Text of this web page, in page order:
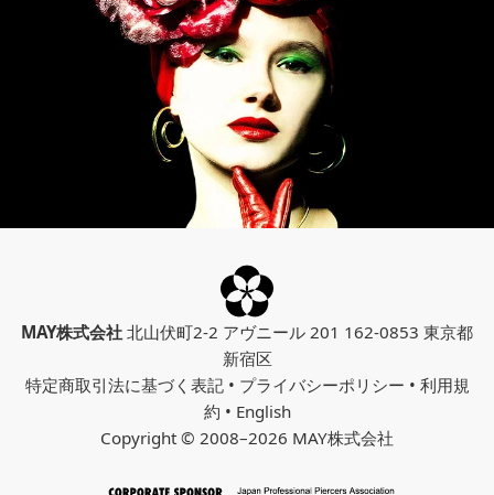
MAY株式会社 北山伏町2-2 アヴニール 201 162-0853 東京都
新宿区
特定商取引法に基づく表記• プライバシーポリシー • 利用規
約 • English
Copyright © 2008–2026 MAY株式会社